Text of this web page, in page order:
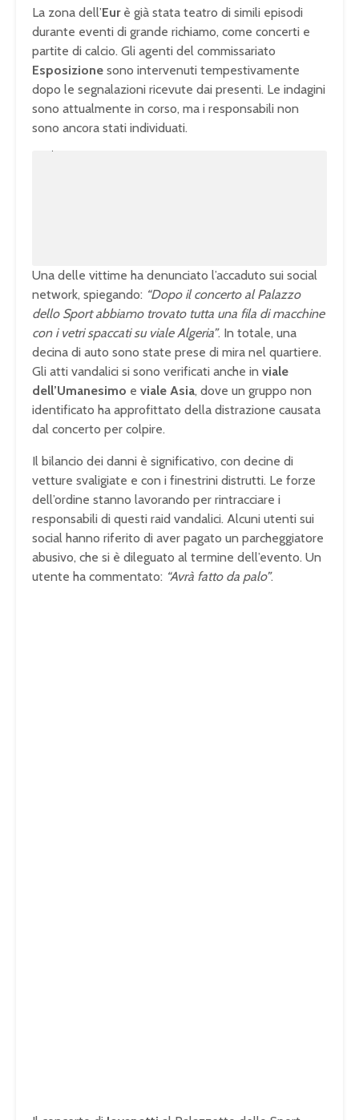
La zona dell’Eurè già stata teatro di simili episodi
durante eventi di grande richiamo, come concerti e
partite di calcio. Gli agenti del commissariato
Esposizione sono intervenuti tempestivamente
dopo le segnalazioni ricevute dai presenti. Le indagini
sono attualmente in corso, ma i responsabili non
sono ancora stati individuati.
Una delle vittime ha denunciato l’accaduto sui social
network, spiegando: “Dopo il concerto al Palazzo
dello Sport abbiamo trovato tutta una fila di macchine
con i vetri spaccati su viale Algeria”. In totale, una
decina di auto sono state prese di mira nel quartiere.
Gli atti vandalici si sono verificati anche in viale
dell’Umanesimo e viale Asia, dove un gruppo non
identificato ha approfittato della distrazione causata
dal concerto per colpire.
Il bilancio dei danni è significativo, con decine di
vetture svaligiate e con i finestrini distrutti. Le forze
dell’ordine stanno lavorando per rintracciare i
responsabili di questi raid vandalici. Alcuni utenti sui
social hanno riferito di aver pagato un parcheggiatore
abusivo, che si è dileguato al termine dell’evento. Un
utente ha commentato: “Avrà fatto da palo”.